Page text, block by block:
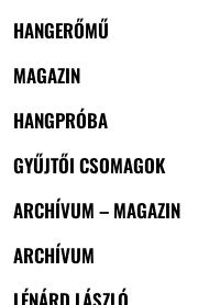
HANGERŐMŰ
MAGAZIN
HANGPRÓBA
GYŰJTŐI CSOMAGOK
ARCHÍVUM – MAGAZIN
ARCHÍVUM